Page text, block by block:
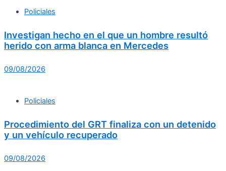
Policiales
Investigan hecho en el que un hombre resultó
herido con arma blanca en Mercedes
09/08/2026
Policiales
Procedimiento del GRT finaliza con un detenido
y un vehículo recuperado
09/08/2026